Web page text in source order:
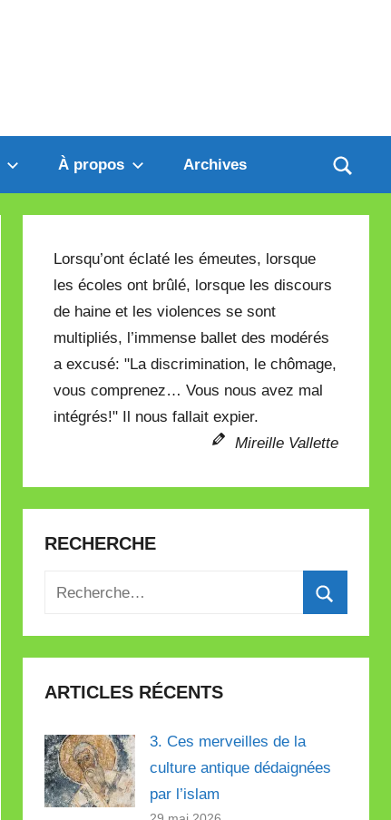
À propos Archives
Lorsqu’ont éclaté les émeutes, lorsque
les écoles ont brûlé, lorsque les discours
de haine et les violences se sont
multipliés, l’immense ballet des modérés
a excusé: "La discrimination, le chômage,
vous comprenez… Vous nous avez mal
intégrés!" Il nous fallait expier.
Mireille Vallette
RECHERCHE
Recherche
:
ARTICLES RÉCENTS
3. Ces merveilles de la
culture antique dédaignées
par l’islam